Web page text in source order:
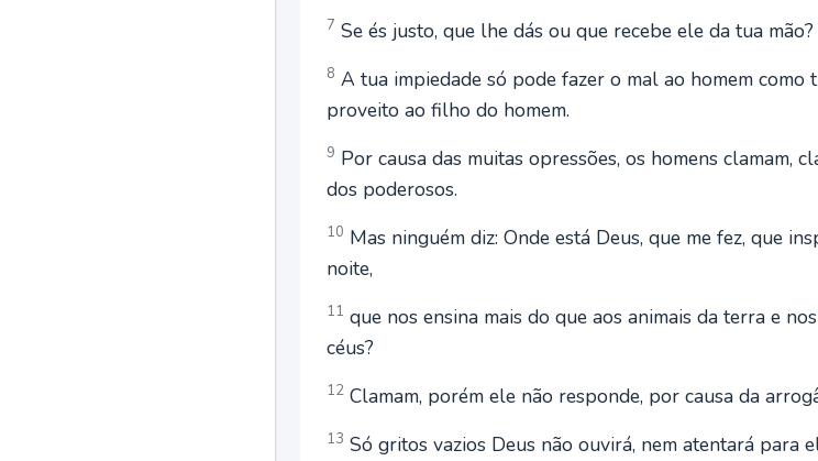
7 Se és justo, que lhe dás ou que recebe ele da tua mão?
8 A tua impiedade só pode fazer o mal ao homem como
proveito ao filho do homem.
9 Por causa das muitas opressões, os homens clamam,
dos poderosos.
10 Mas ninguém diz: Onde está Deus, que me fez, que
noite,
11 que nos ensina mais do que aos animais da terra e
céus?
12 Clamam, porém ele não responde, por causa da
13 Só gritos vazios Deus não ouvirá, nem atentará para